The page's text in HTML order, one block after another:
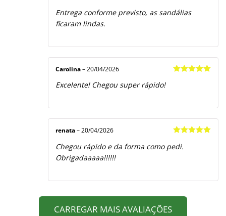
de 5
Entrega conforme previsto, as sandálias
ficaram lindas.
Carolina – 20/04/2026
Excelente! Chegou super rápido!
de 5
renata – 20/04/2026
Chegou rápido e da forma como pedi.
Obrigadaaaaa!!!!!!
CARREGAR MAIS AVALIAÇÕES